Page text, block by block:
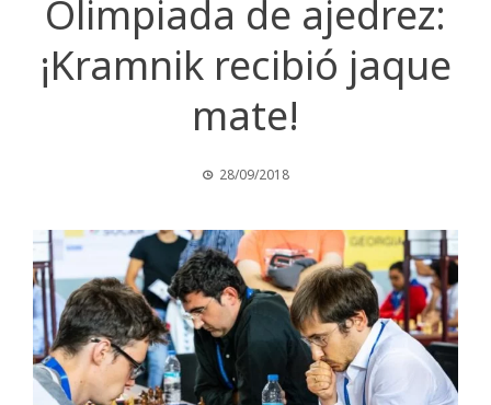
Olimpiada de ajedrez:
¡Kramnik recibió jaque
mate!
28/09/2018